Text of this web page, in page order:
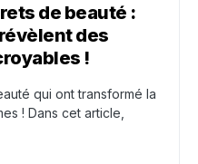
de beauté :
des
!
qui ont transformé la
! Dans cet article,